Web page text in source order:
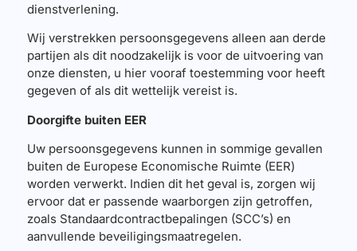
dienstverlening.
Wij verstrekken persoonsgegevens alleen aan derde
partijen als dit noodzakelijk is voor de uitvoering van
onze diensten, u hier vooraf toestemming voor heeft
gegeven of als dit wettelijk vereist is.
Doorgifte buiten EER
Uw persoonsgegevens kunnen in sommige gevallen
buiten de Europese Economische Ruimte (EER)
worden verwerkt. Indien dit het geval is, zorgen wij
ervoor dat er passende waarborgen zijn getroffen,
zoals Standaardcontractbepalingen (SCC’s) en
aanvullende beveiligingsmaatregelen.